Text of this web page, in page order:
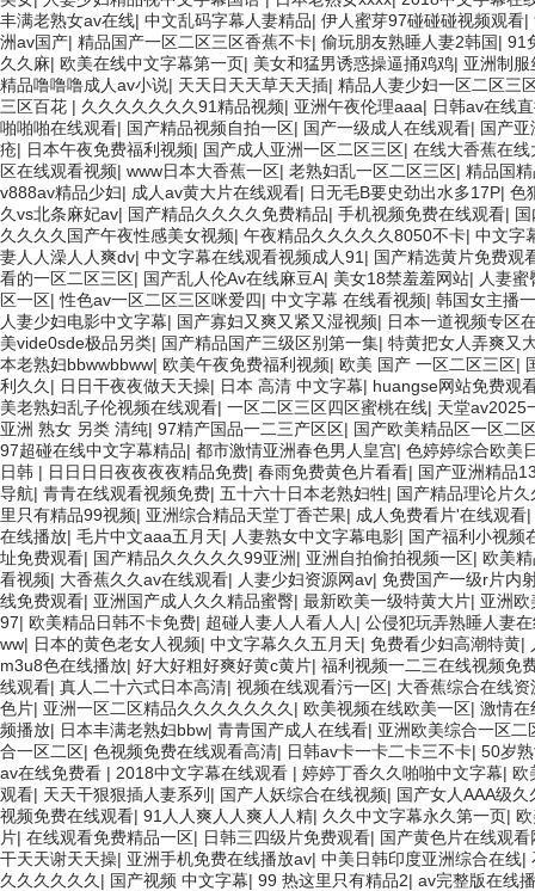
丰满老熟女av在线| 中文乱码字幕人妻精品| 伊人蜜芽97碰碰碰视频观看|
洲av国产| 精品国产一区二区三区香蕉不卡| 偷玩朋友熟睡人妻2韩国| 91
久久麻| 欧美在线中文字幕第一页| 美女和猛男诱惑操逼捅鸡鸡| 亚洲制
精品噜噜噜成人av小说| 天天日天天草天天插| 精品人妻少妇一区二区三
三区百花 | 久久久久久久久91精品视频| 亚洲午夜伦理aaa| 日韩av在线
啪啪啪在线观看| 国产精品视频自拍一区| 国产一级成人在线观看| 国产
疮| 日本午夜免费福利视频| 国产成人亚洲一区二区三区| 在线大香蕉在线
区在线观看视频| www日本大香蕉一区| 老熟妇乱一区二区三区| 精品国
v888av精品少妇| 成人av黄大片在线观看| 日无毛B要史劲出水多17P| 色
久vs北条麻妃av| 国产精品久久久久免费精品| 手机视频免费在线观看|
久久久久国产午夜性感美女视频| 午夜精品久久久久久8050不卡| 中文字
妻人人澡人人爽dv| 中文字幕在线观看视频成人91 | 国产精选黄片免费观
看的一区二区三区| 国产乱人伦Av在线麻豆A| 美女18禁羞羞网站| 人妻
区一区|性色av一区二区三区咪爱四| 中文字幕 在线看视频| 韩国女主播
人妻少妇电影中文字幕| 国产寡妇又爽又紧又湿视频| 日本一道视频专区
美vide0sde极品另类| 国产精品国产三级区别第一集| 特黄把女人弄爽又
本老熟妇bbwwbbww| 欧美午夜免费福利视频| 欧美 国产 一区二区三区|
利久久 | 日日干夜夜做天天操| 日本 高清 中文字幕| huangse网站免费观
美老熟妇乱子伦视频在线观看| 一区二区三区四区蜜桃在线| 天堂av2025
亚洲 熟女 另类 清纯| 97精产国品一二三产区区| 国产欧美精品区一区二
97超碰在线中文字幕精品| 都市激情亚洲春色男人皇宫| 色婷婷综合欧美
日韩 | 日日日日夜夜夜夜精品免费| 春雨免费黄色片看看| 国产亚洲精品
导航| 青青在线观看视频免费| 五十六十日本老熟妇牲| 国产精品理论片久
里只有精品99视频| 亚洲综合精品天堂丁香芒果| 成人免费看片'在线观看|
在线播放| 毛片中文aaa五月天| 人妻熟女中文字幕电影| 国产福利小视频
址免费观看| 国产精品久久久久久99亚洲| 亚洲自拍偷拍视频一区| 欧美
看视频| 大香蕉久久av在线观看| 人妻少妇资源网av| 免费国产一级r片内
线免费观看| 亚洲国产成人久久精品蜜臀| 最新欧美一级特黄大片| 亚洲欧
97| 欧美精品日韩不卡免费| 超碰人妻人人看人人 | 公侵犯玩弄熟睡人妻
ww| 日本的黄色老女人视频| 中文字幕久久五月天| 免费看少妇高潮特黄|
m3u8色在线播放| 好大好粗好爽好黄c黄片| 福利视频一二三在线视频免
线观看| 真人二十六式日本高清| 视频在线观看污一区| 大香蕉综合在线资
色片| 亚洲一区二区精品久久久久久久久 | 欧美视频在线欧美一区| 激情在
频播放| 日本丰满老熟妇bbw| 青青国产成人在线看| 亚洲欧美综合一区
合一区二区| 色视频免费在线观看高清| 日韩av卡一卡二卡三不卡| 50岁
av在线免费看 | 2018中文字幕在线观看 | 婷婷丁香久久啪啪中文字幕| 欧
观看| 天天干狠狠插人妻系列 | 国产人妖综合在线视频| 国产女人AAA级久
视频免费在线观看| 91人人爽人人爽人人精| 久久中文字幕永久第一页|
片| 在线观看免费精品一区| 日韩三四级片免费观看| 国产黄色片在线观看
干天天谢天天操| 亚洲手机免费在线播放av| 中美日韩印度亚洲综合在线|
久久久久久久 | 国产视频 中文字幕| 99 热这里只有精品2| av完整版在线